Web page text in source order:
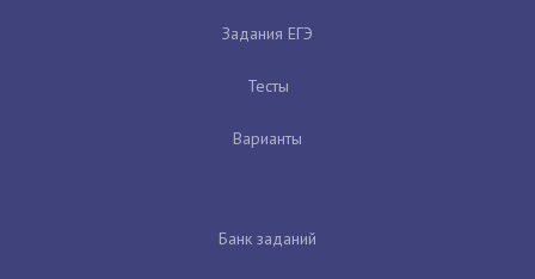
Задания ЕГЭ
Тесты
Варианты
Банк заданий